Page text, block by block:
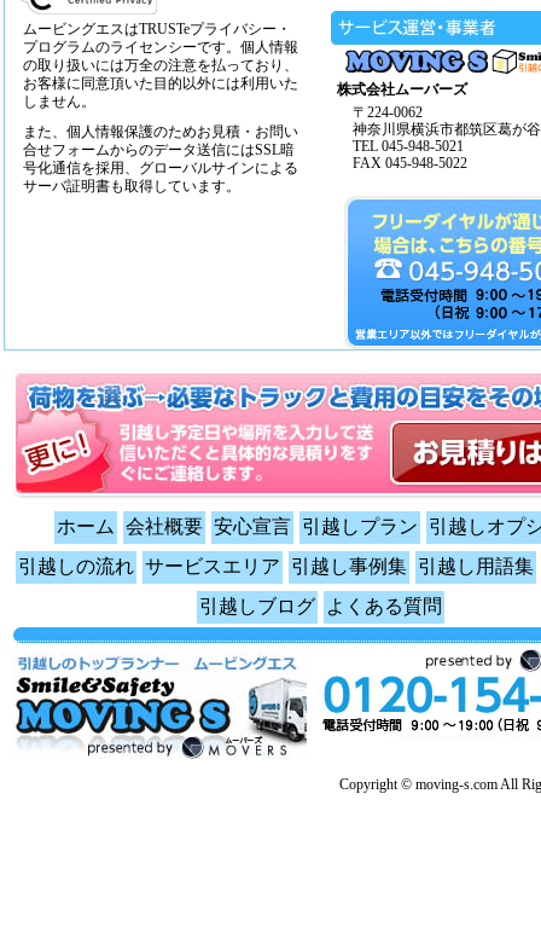
ムービングエスはTRUSTeプライバシー・
プログラムのライセンシーです。個人情報
の取り扱いには万全の注意を払っており、
お客様に同意頂いた目的以外には利用いた
しません。
また、個人情報保護のためお見積・お問い
合せフォームからのデータ送信にはSSL暗
号化通信を採用、グローバルサインによる
サーバ証明書も取得しています。
株式会社ムーバーズ
〒224-0062
神奈川県横浜市都筑区葛が
TEL 045-948-5021
FAX 045-948-5022
ホーム 会社概要 安心宣言 引越しプラン
引越しオプ
引越しの流れ サービスエリア 引越し事例集 引越し用語集
引越しブログ
よくある質問
Copyright © moving-s.com All